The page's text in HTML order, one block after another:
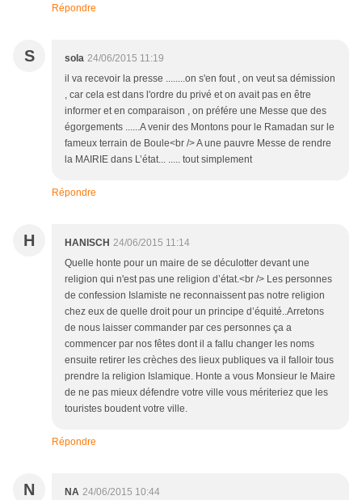
Répondre
S sola 24/06/2015 11:19
il va recevoir la presse ........on s'en fout , on veut sa démission
, car cela est dans l'ordre du privé et on avait pas en être
informer et en comparaison , on préfére une Messe que des
égorgements ......A venir des Montons pour le Ramadan sur le
fameux terrain de Boule<br /> A une pauvre Messe de rendre
la MAIRIE dans L’état... ..... tout simplement
Répondre
H HANISCH 24/06/2015 11:14
Quelle honte pour un maire de se déculotter devant une
religion qui n'est pas une religion d’état.<br /> Les personnes
de confession Islamiste ne reconnaissent pas notre religion
chez eux de quelle droit pour un principe d’équité..Arretons
de nous laisser commander par ces personnes ça a
commencer par nos fêtes dont il a fallu changer les noms
ensuite retirer les crèches des lieux publiques va il falloir tous
prendre la religion Islamique. Honte a vous Monsieur le Maire
de ne pas mieux défendre votre ville vous mériteriez que les
touristes boudent votre ville.
Répondre
N NA 24/06/2015 10:44